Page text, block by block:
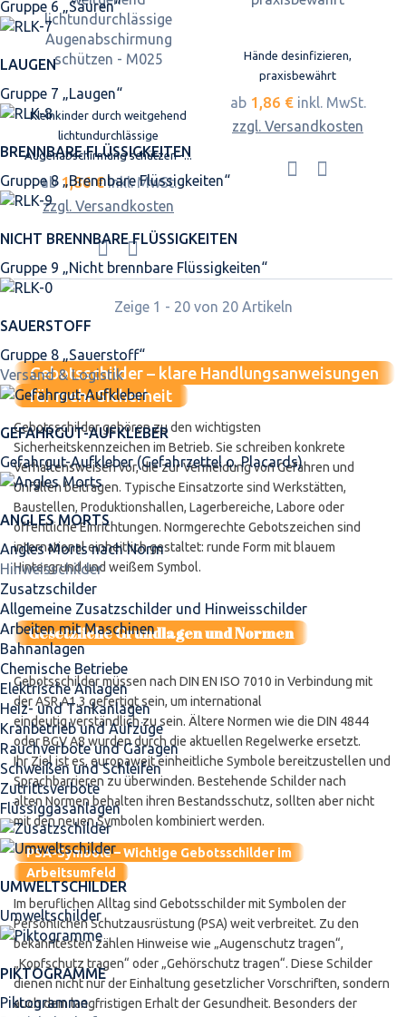
Gruppe 6 „Säuren“
LAUGEN
Gruppe 7 „Laugen“
BRENNBARE FLÜSSIGKEITEN
Gruppe 8 „Brennbare Flüssigkeiten“
NICHT BRENNBARE FLÜSSIGKEITEN
Gruppe 9 „Nicht brennbare Flüssigkeiten“
SAUERSTOFF
Gruppe 8 „Sauerstoff“
Versand & Logistik
GEFAHRGUT-AUFKLEBER
Gefahrgut-Aufkleber (Gefahrzettel o. Placards)
ANGLES MORTS
Angles Morts nach Norm
Hinweisschilder
Zusatzschilder
Allgemeine Zusatzschilder und Hinweisschilder
Arbeiten mit Maschinen
Bahnanlagen
Chemische Betriebe
Elektrische Anlagen
Heiz- und Tankanlagen
Kranbetrieb und Aufzüge
Rauchverbote und Garagen
Schweißen und Schleifen
Zutrittsverbote
Flüssiggasanlagen
UMWELTSCHILDER
Umweltschilder
PIKTOGRAMME
Piktogramme
Kleinkinder durch weitgehend
lichtundurchlässige
Augenabschirmung schützen -...
ab 1,86 € inkl. MwSt.
zzgl. Versandkosten
Hände desinfizieren,
praxisbewährt
ab 1,86 € inkl. MwSt.
zzgl. Versandkosten
Zeige 1 - 20 von 20 Artikeln
Gebotsschilder – klare Handlungsanweisungen
für mehr Sicherheit
Gebotsschilder gehören zu den wichtigsten
Sicherheitskennzeichen im Betrieb. Sie schreiben konkrete
Verhaltensweisen vor, die zur Vermeidung von Gefahren und
Unfällen beitragen. Typische Einsatzorte sind Werkstätten,
Baustellen, Produktionshallen, Lagerbereiche, Labore oder
öffentliche Einrichtungen. Normgerechte Gebotszeichen sind
international einheitlich gestaltet: runde Form mit blauem
Hintergrund und weißem Symbol.
Gesetzliche Grundlagen und Normen
Gebotsschilder müssen nach DIN EN ISO 7010 in Verbindung mit
der ASR A1.3 gefertigt sein, um international
eindeutig verständlich zu sein. Ältere Normen wie die DIN 4844
oder BGV A8 wurden durch die aktuellen Regelwerke ersetzt.
Ihr Ziel ist es, europaweit einheitliche Symbole bereitzustellen und
Sprachbarrieren zu überwinden. Bestehende Schilder nach
alten Normen behalten ihren Bestandsschutz, sollten aber nicht
mit den neuen Symbolen kombiniert werden.
PSA-Symbole – Wichtige Gebotsschilder im
Arbeitsumfeld
Im beruflichen Alltag sind Gebotsschilder mit Symbolen der
Persönlichen Schutzausrüstung (PSA) weit verbreitet. Zu den
bekanntesten zählen Hinweise wie „Augenschutz tragen“,
„Kopfschutz tragen“ oder „Gehörschutz tragen“. Diese Schilder
dienen nicht nur der Einhaltung gesetzlicher Vorschriften, sondern
auch dem langfristigen Erhalt der Gesundheit. Besonders der